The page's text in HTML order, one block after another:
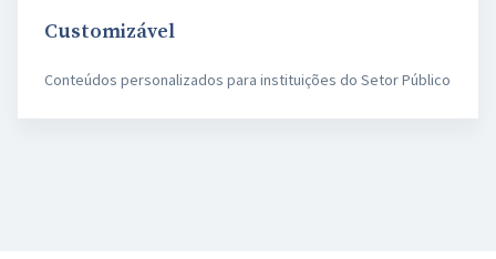
Customizável
Conteúdos personalizados para instituições do Setor Público